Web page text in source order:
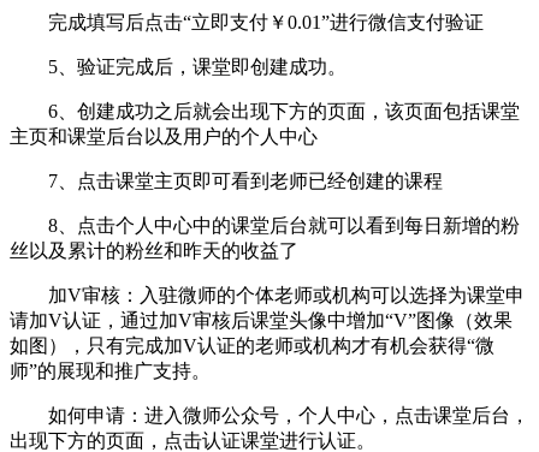
完成填写后点击“立即支付￥0.01”进行微信支付验证
5、验证完成后，课堂即创建成功。
6、创建成功之后就会出现下方的页面，该页面包括课堂
主页和课堂后台以及用户的个人中心
7、点击课堂主页即可看到老师已经创建的课程
8、点击个人中心中的课堂后台就可以看到每日新增的粉
丝以及累计的粉丝和昨天的收益了
加V审核：入驻微师的个体老师或机构可以选择为课堂申
请加V认证，通过加V审核后课堂头像中增加“V”图像（效果
如图），只有完成加V认证的老师或机构才有机会获得“微
师”的展现和推广支持。
如何申请：进入微师公众号，个人中心，点击课堂后台，
出现下方的页面，点击认证课堂进行认证。